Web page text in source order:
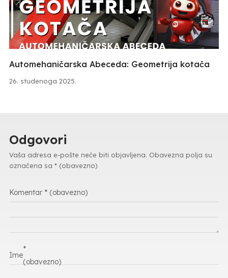
26. studenoga 2025.
Automehaničarska Abeceda: Geometrija kotača
Odgovori
Vaša adresa e-pošte neće biti objavljena. Obavezna polja su
označena sa * (obavezno)
Komentar * (obavezno)
Ime
*
(obavezno)